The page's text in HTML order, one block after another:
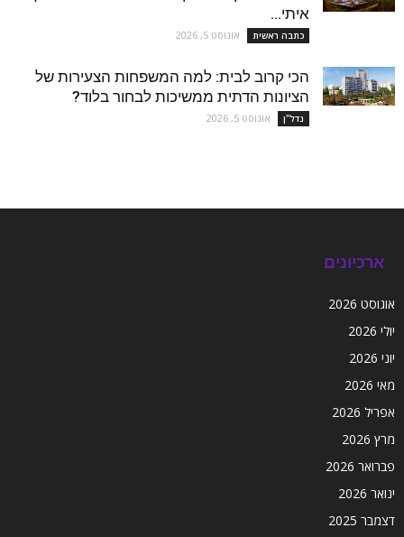
איתי...
כתבה ראשית אוגוסט 5, 2026
הכי קרוב לבית: למה המשפחות הצעירות של
הציונות הדתית ממשיכות לבחור בלוד?
נדל''ן אוגוסט 5, 2026
ארכיונים
אוגוסט 2026
יולי 2026
יוני 2026
מאי 2026
אפריל 2026
מרץ 2026
פברואר 2026
ינואר 2026
דצמבר 2025